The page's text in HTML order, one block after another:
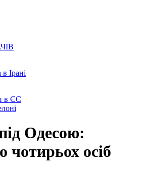
Ірані
в ЄС
Одесою:
чотирьох осіб